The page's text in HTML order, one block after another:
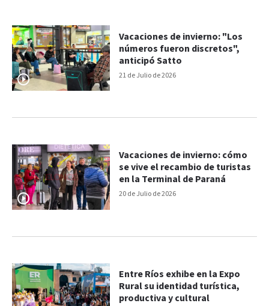
21 de Julio de 2026
Vacaciones de invierno: "Los
números fueron discretos",
anticipó Satto
20 de Julio de 2026
Vacaciones de invierno: cómo
se vive el recambio de turistas
en la Terminal de Paraná
Entre Ríos exhibe en la Expo
Rural su identidad turística,
productiva y cultural